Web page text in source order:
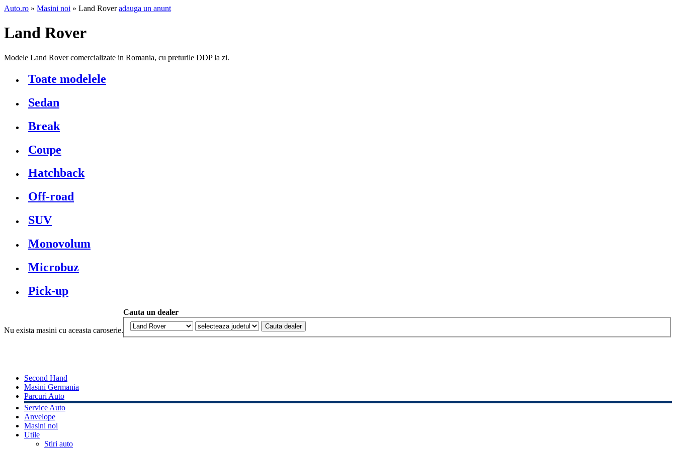
Auto.ro » Masini noi » Land Roveradauga un anunt
Land Rover
Modele Land Rover comercializate in Romania, cu preturile DDP la zi.
Toate modelele
Sedan
Break
Coupe
Hatchback
Off-road
SUV
Monovolum
Microbuz
Pick-up
Nu exista masini cu aceasta caroserie.
Cauta un dealer
Second Hand
Masini Germania
Parcuri Auto
Service Auto
Anvelope
Masini noi
Utile
Stiri auto